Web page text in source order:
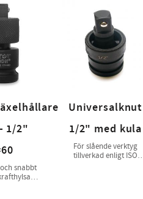
1/2"
snabbt
Universalknut
1/2" med kula
För slående verktyg
tillverkad enligt ISO